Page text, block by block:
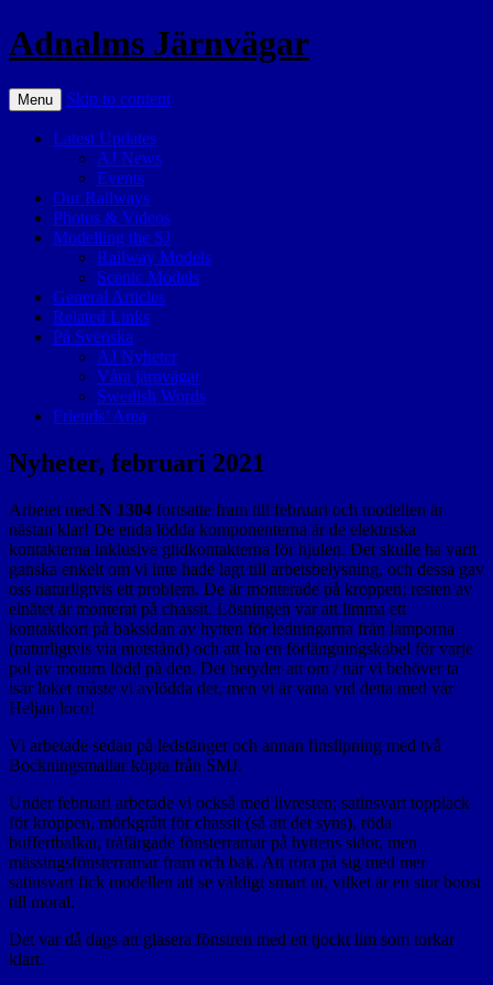
Adnalms Järnvägar
Menu Skip to content
Latest Updates
AJ News
Events
Our Railways
Photos & Videos
Modelling the SJ
Railway Models
Scenic Models
General Articles
Related Links
På Svenska
AJ Nyheter
Våra järnvägar
Swedish Words
Friends’ Area
Nyheter, februari 2021
Arbetet med N 1304 fortsatte fram till februari och modellen är
nästan klar! De enda lödda komponenterna är de elektriska
kontakterna inklusive glidkontakterna för hjulen. Det skulle ha varit
ganska enkelt om vi inte hade lagt till arbetsbelysning, och dessa gav
oss naturligtvis ett problem. De är monterade på kroppen; resten av
elnätet är monterat på chassit. Lösningen var att limma ett
kontaktkort på baksidan av hytten för ledningarna från lamporna
(naturligtvis via motstånd) och att ha en förlängningskabel för varje
pol av motorn lödd på den. Det betyder att om / när vi behöver ta
isär loket måste vi avlödda det, men vi är vana vid detta med vår
Heljan loco!
Vi arbetade sedan på ledstänger och annan finslipning med två
Bockningsmallar köpta från SMJ.
Under februari arbetade vi också med livresten; satinsvart topplack
för kroppen, mörkgrått för chassit (så att det syns), röda
buffertbalkar, träfärgade fönsterramar på hyttens sidor, men
mässingsfönsterramar fram och bak. Att röra på sig med mer
satinsvart fick modellen att se väldigt smart ut, vilket är en stor boost
till moral.
Det var då dags att glasera fönstren med ett tjockt lim som torkar
klart.